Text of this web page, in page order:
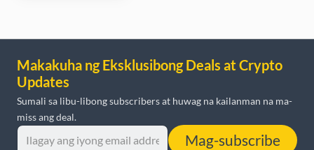
Makakuha ng Eksklusibong Deals at Crypto
Updates
Sumali sa libu-libong subscribers at huwag na kailanman na ma-
miss ang deal.
Mag-subscribe